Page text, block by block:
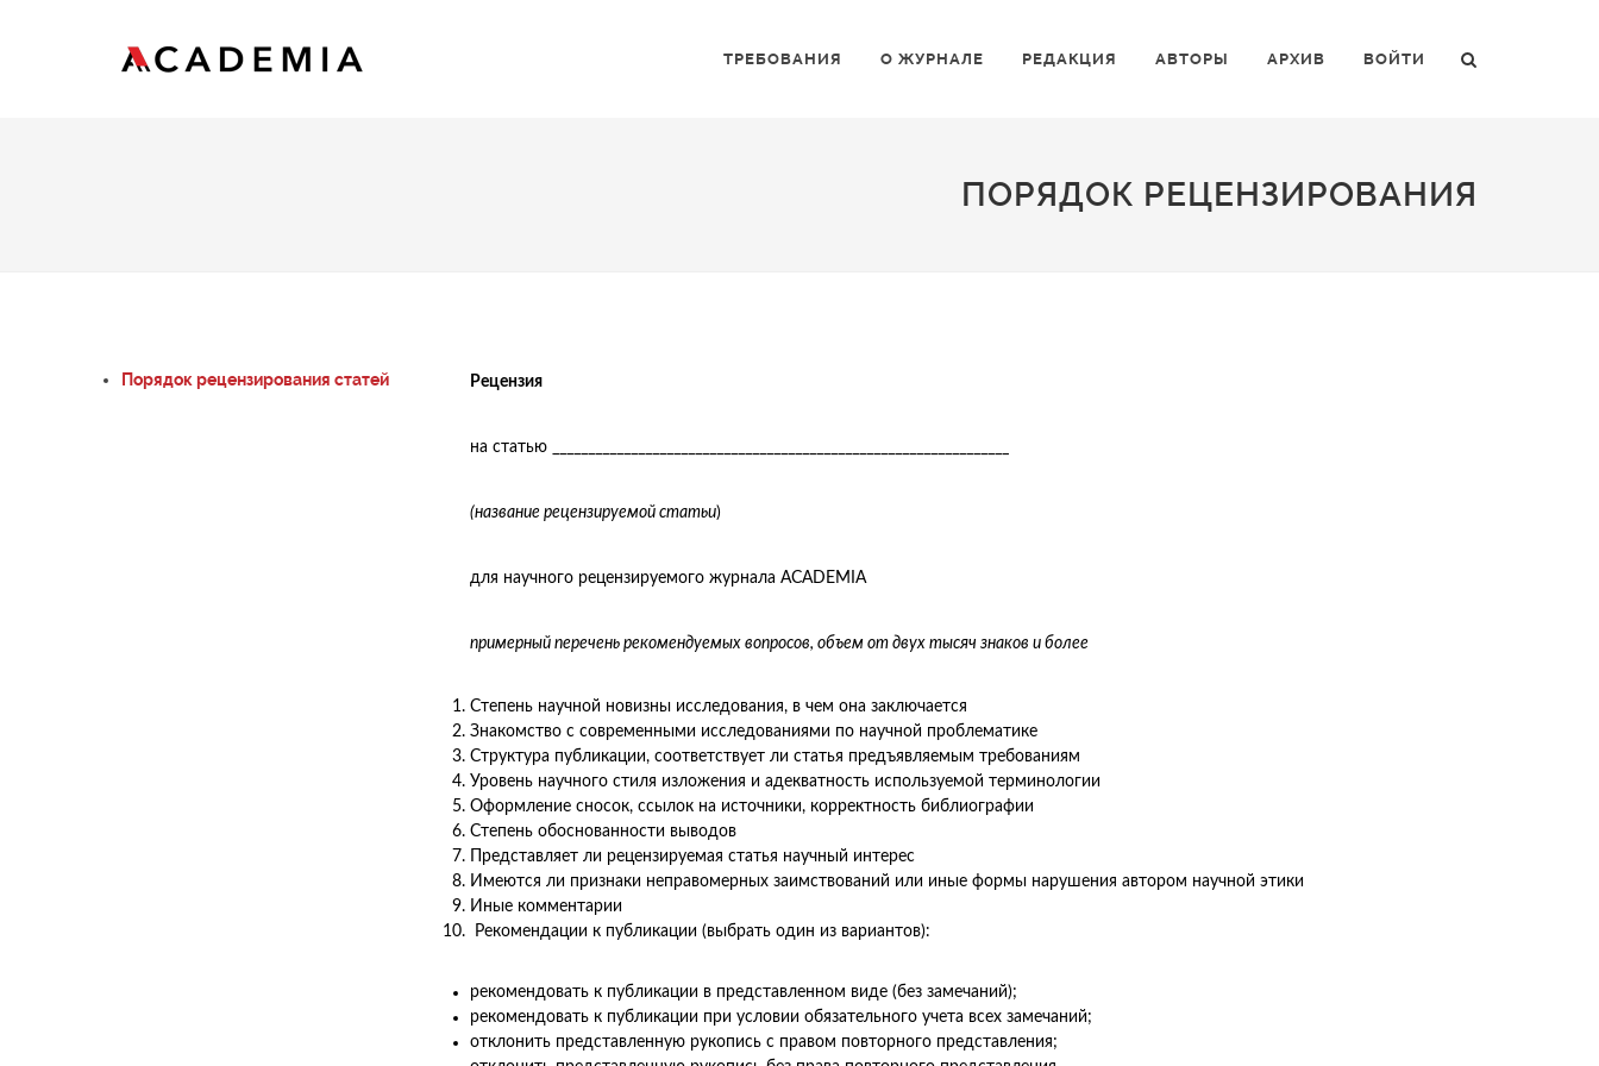
ТРЕБОВАНИЯ О ЖУРНАЛЕ РЕДАКЦИЯ АВТОРЫ АРХИВ ВОЙТИ
ПОРЯДОК РЕЦЕНЗИРОВАНИЯ
Порядок рецензирования статей Рецензия
на статью ________________________________________________________________
(название рецензируемой статьи)
для научного рецензируемого журнала ACADEMIA
примерный перечень рекомендуемых вопросов, объем от двух тысяч знаков и более
Степень научной новизны исследования, в чем она заключается
Знакомство с современными исследованиями по научной проблематике
Структура публикации, соответствует ли статья предъявляемым требованиям
Уровень научного стиля изложения и адекватность используемой терминологии
Оформление сносок, ссылок на источники, корректность библиографии
Степень обоснованности выводов
Представляет ли рецензируемая статья научный интерес
Имеются ли признаки неправомерных заимствований или иные формы нарушения автором научной этики
Иные комментарии
Рекомендации к публикации (выбрать один из вариантов):
рекомендовать к публикации в представленном виде (без замечаний);
рекомендовать к публикации при условии обязательного учета всех замечаний;
отклонить представленную рукопись с правом повторного представления;